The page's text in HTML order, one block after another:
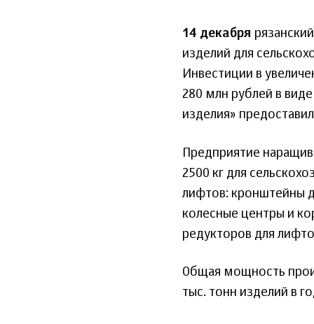
14 декабря
изделий для
Инвестиции в
280 млн рублей в
изделия»
Предприятие
2500 кг для
лифтов: кронштейны
колесные центры и
редукторов для
Общая мощность
тыс. тонн изделий в